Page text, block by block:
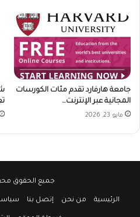
جامعة هارفارد تقدم مئات الكورسات
المجانية عبر الإنترنت…
مايو 23, 2026
جميع الحقوق
الرئيسية من نحن إتصل بنا